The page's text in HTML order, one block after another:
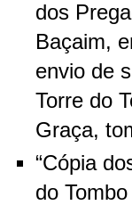
dos
Baçaim,
envio de
Torre do
Graça,
“Cópia
do